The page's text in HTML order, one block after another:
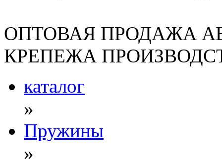
ОПТОВАЯ ПРОДАЖА
КРЕПЕЖА
каталог
»
Пружины
»